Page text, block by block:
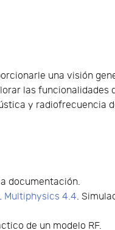
una visión
las funcionalidades
y radiofrecuencia
documentación.
Multiphysics 4.4.
de un modelo RF.